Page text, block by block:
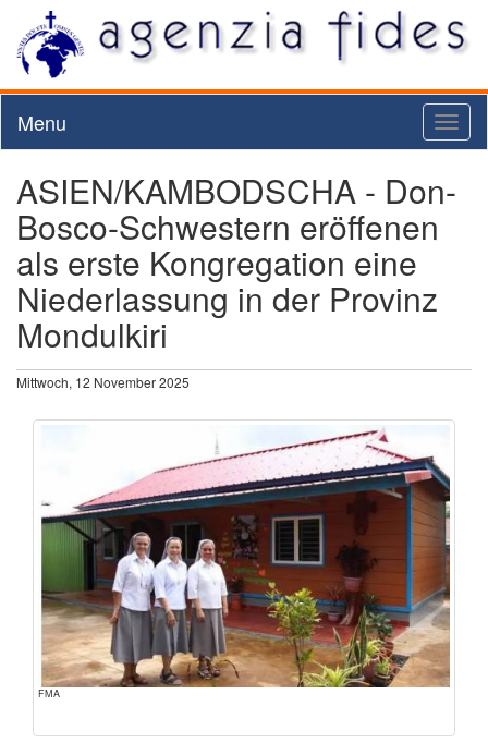
Menu
ASIEN/KAMBODSCHA - Don-
Bosco-Schwestern eröffenen
als erste Kongregation eine
Niederlassung in der Provinz
Mondulkiri
Mittwoch, 12 November 2025
FMA